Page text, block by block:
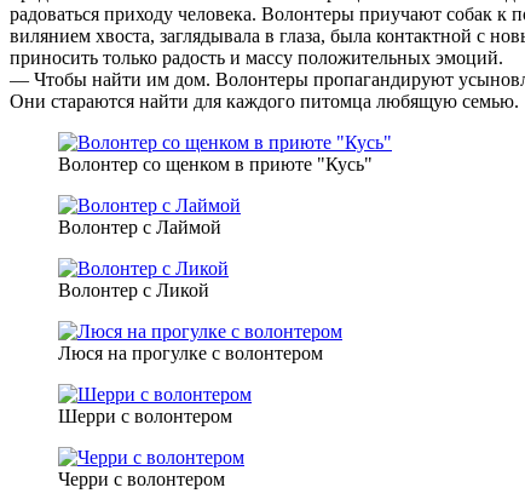
радоваться приходу человека. Волонтеры приучают собак к
вилянием хвоста, заглядывала в глаза, была контактной с
приносить только радость и массу положительных эмоций.
— Чтобы найти им дом. Волонтеры пропагандируют
Они стараются найти для каждого питомца любящую семью.
Волонтер со щенком в приюте "Кусь"
Волонтер с Лаймой
Волонтер с Ликой
Люся на прогулке с волонтером
Шерри с волонтером
Черри с волонтером